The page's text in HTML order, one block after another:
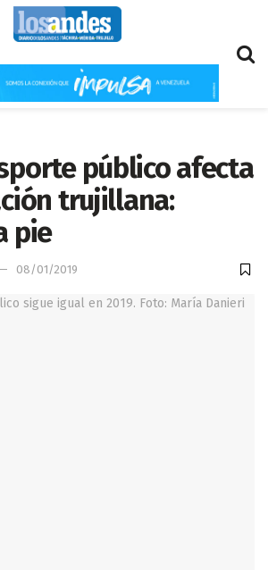
público afecta
trujillana:
pie
08/01/2019